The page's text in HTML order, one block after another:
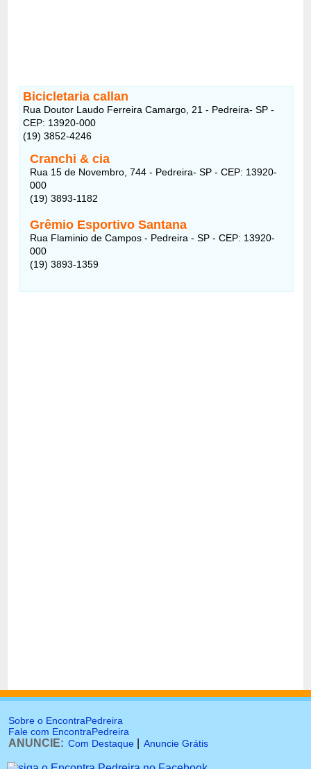
Bicicletaria callan
Rua Doutor Laudo Ferreira Camargo, 21 - Pedreira- SP -
CEP: 13920-000
(19) 3852-4246
Cranchi & cia
Rua 15 de Novembro, 744 - Pedreira- SP - CEP: 13920-
000
(19) 3893-1182
Grêmio Esportivo Santana
Rua Flaminio de Campos - Pedreira - SP - CEP: 13920-
000
(19) 3893-1359
Sobre o EncontraPedreira
Fale com EncontraPedreira
ANUNCIE: Com Destaque Anuncie Grátis